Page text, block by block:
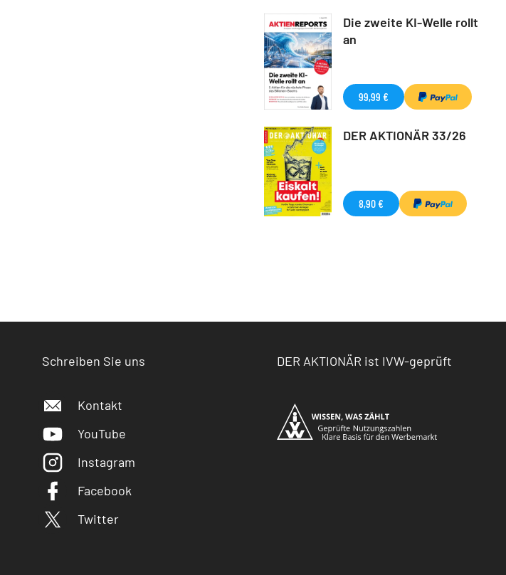
Die zweite KI-Welle rollt
an
99,99 €
DER AKTIONÄR 33/26
8,90 €
Schreiben Sie uns
Kontakt
YouTube
Instagram
Facebook
Twitter
DER AKTIONÄR ist IVW-geprüft